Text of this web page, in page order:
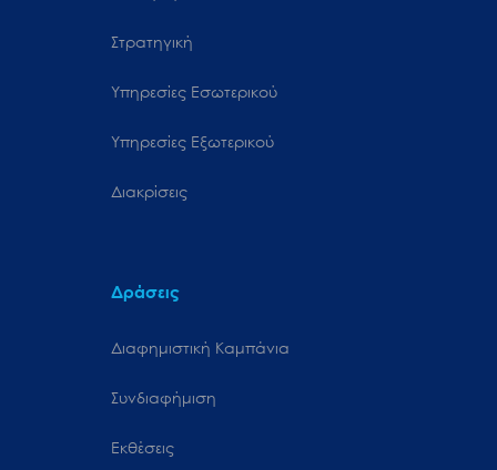
Στρατηγική
Υπηρεσίες Εσωτερικού
Υπηρεσίες Εξωτερικού
Διακρίσεις
Δράσεις
Διαφημιστική Καμπάνια
Συνδιαφήμιση
Εκθέσεις